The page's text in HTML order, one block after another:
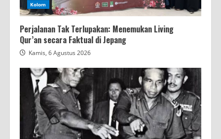
Kolom
Perjalanan Tak Terlupakan: Menemukan Living
Qur’an secara Faktual di Jepang
Kamis, 6 Agustus 2026